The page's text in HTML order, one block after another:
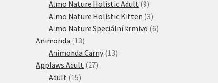
produkt
Almo Nature Holistic Adult 99
produktů
Almo Nature Holistic Kitten 33
produkty
Almo Nature Speciální krmivo 66
Animonda 1313
produktů
Animonda Carny 1313
Applaws Adult 2727
Adult 1515